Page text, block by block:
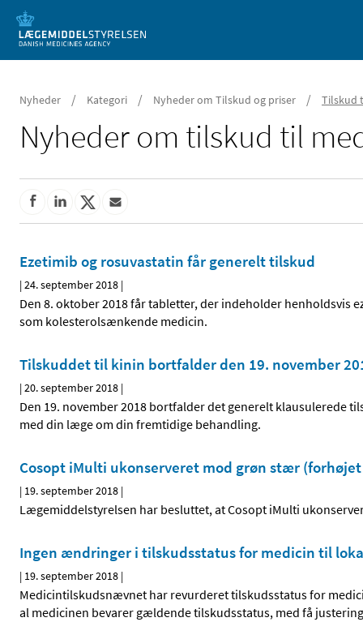
Mobil visning
Nyheder / Kategori / Nyheder om Tilskud og priser / Tilskud
Nyheder om tilskud til
Ezetimib og rosuvastatin får generelt tilskud
|24. september 2018 |
Den 8. oktober 2018 får tabletter, der indeholder henholdsvis
som kolesterolsænkende medicin.
Tilskuddet til kinin bortfalder den 19. november
|20. september 2018 |
Den 19. november 2018 bortfalder det generelt klausulerede
med din læge om din fremtidige behandling.
Cosopt iMulti ukonserveret mod grøn stær
| 19. september 2018 |
Lægemiddelstyrelsen har besluttet, at Cosopt iMulti
Ingen ændringer i tilskudsstatus for medicin til
| 19. september 2018 |
Medicintilskudsnævnet har revurderet tilskudsstatus for
al medicinen bevarer gældende tilskudsstatus, med få